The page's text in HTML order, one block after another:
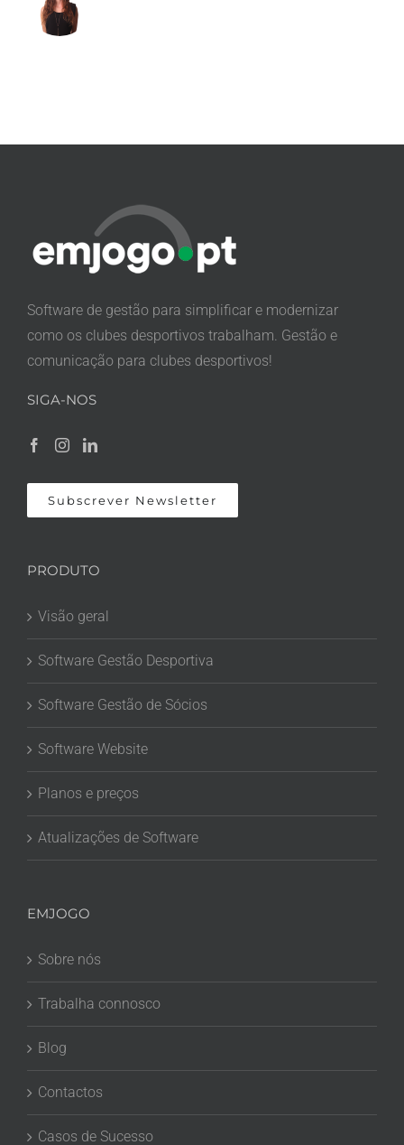
Software de gestão para simplificar e modernizar
como os clubes desportivos trabalham. Gestão e
comunicação para clubes desportivos!
SIGA-NOS
Subscrever Newsletter
PRODUTO
Visão geral
Software Gestão Desportiva
Software Gestão de Sócios
Software Website
Planos e preços
Atualizações de Software
EMJOGO
Sobre nós
Trabalha connosco
Blog
Contactos
Casos de Sucesso